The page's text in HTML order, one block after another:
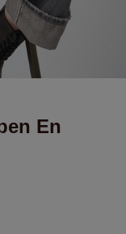
En